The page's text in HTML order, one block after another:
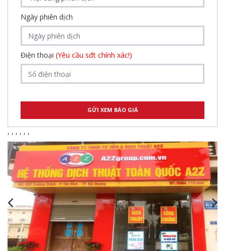
Ngày phiên dịch
Điện thoại (Yêu cầu sđt chính xác!)
, , , , , ,